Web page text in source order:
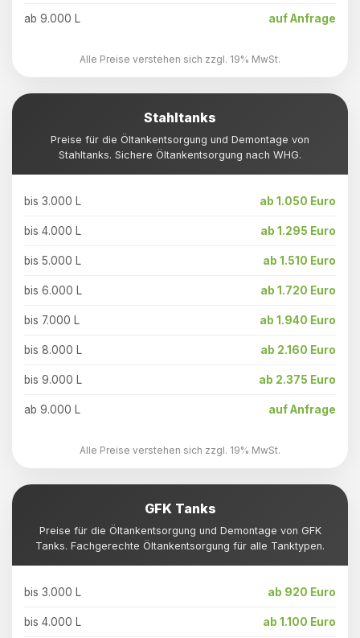
ab 9.000 L auf Anfrage
Alle Preise verstehen sich zzgl. 19% MwSt.
Stahltanks
Preise für die Öltankentsorgung und Demontage von
Stahltanks. Sichere Öltankentsorgung nach WHG.
bis 3.000 L ab 1.050 Euro
bis 4.000 L ab 1.295 Euro
bis 5.000 L ab 1.510 Euro
bis 6.000 L ab 1.720 Euro
bis 7.000 L ab 1.940 Euro
bis 8.000 L ab 2.160 Euro
bis 9.000 L ab 2.375 Euro
ab 9.000 L auf Anfrage
Alle Preise verstehen sich zzgl. 19% MwSt.
GFK Tanks
Preise für die Öltankentsorgung und Demontage von GFK
Tanks. Fachgerechte Öltankentsorgung für alle Tanktypen.
bis 3.000 L ab 920 Euro
bis 4.000 L ab 1.100 Euro